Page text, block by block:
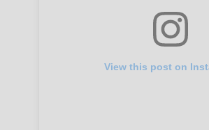
View this post on